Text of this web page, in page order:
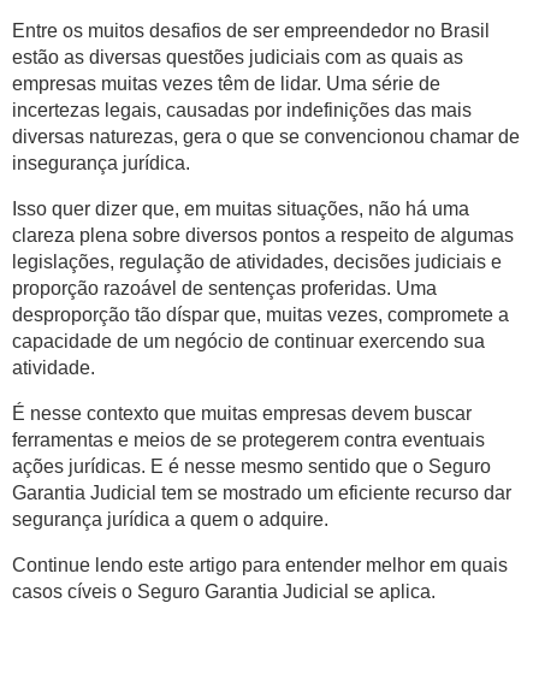
Entre os muitos desafios de ser empreendedor no Brasil
estão as diversas questões judiciais com as quais as
empresas muitas vezes têm de lidar. Uma série de
incertezas legais, causadas por indefinições das mais
diversas naturezas, gera o que se convencionou chamar de
insegurança jurídica.
Isso quer dizer que, em muitas situações, não há uma
clareza plena sobre diversos pontos a respeito de algumas
legislações, regulação de atividades, decisões judiciais e
proporção razoável de sentenças proferidas. Uma
desproporção tão díspar que, muitas vezes, compromete a
capacidade de um negócio de continuar exercendo sua
atividade.
É nesse contexto que muitas empresas devem buscar
ferramentas e meios de se protegerem contra eventuais
ações jurídicas. E é nesse mesmo sentido que o Seguro
Garantia Judicial tem se mostrado um eficiente recurso dar
segurança jurídica a quem o adquire.
Continue lendo este artigo para entender melhor em quais
casos cíveis o Seguro Garantia Judicial se aplica.